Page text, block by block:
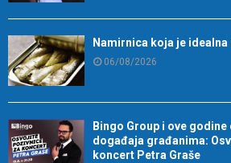
Namirnica koja je
06/08/2026
Bingo Group i ove godine
događaja građanima:
koncert Petra Graše